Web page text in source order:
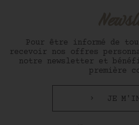
Pour être informé de
recevoir nos offres
notre newsletter et
première
JE